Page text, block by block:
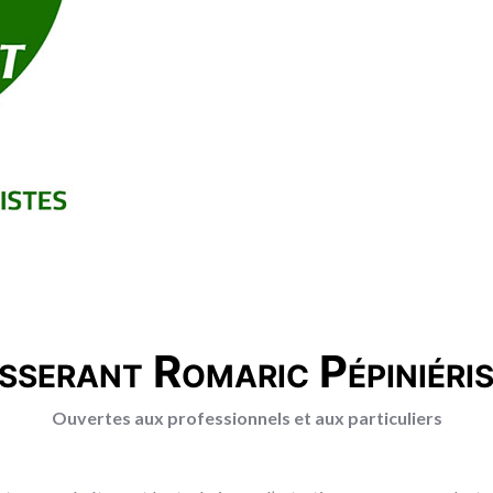
Romaric
Ouvertes aux professionnels et aux particuliers